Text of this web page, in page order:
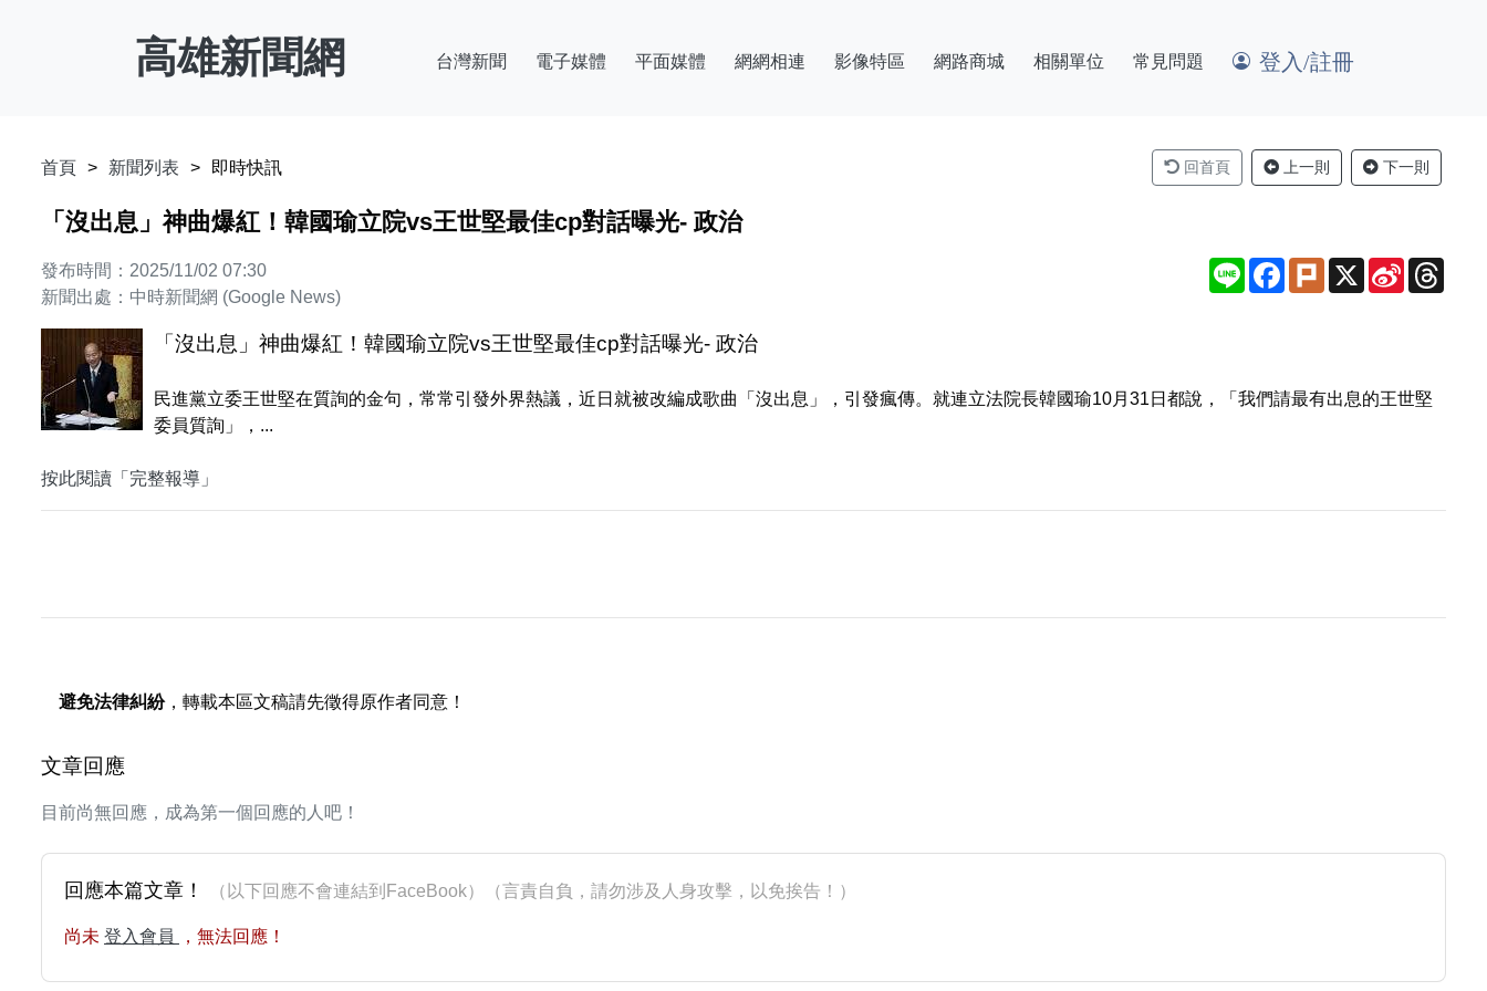
高雄新聞網 台灣新聞 電子媒體 平面媒體 網網相連 影像特區 網路商城 相關單位 常見問題 登入/註冊
首頁 新聞列表 即時快訊 回首頁 上一則 下一則
「沒出息」神曲爆紅！韓國瑜立院vs王世堅最佳cp對話曝光- 政治
發布時間：2025/11/02 07:30
新聞出處：中時新聞網 (Google News)
Line Facebook
Plurk X
Sina
Weibo
「沒出息」神曲爆紅！韓國瑜立院vs王世堅最佳cp對話曝光- 政治
民進黨立委王世堅在質詢的金句，常常引發外界熱議，近日就被改編成歌曲「沒出息」，引發瘋傳。就連立法院長韓國瑜10月31日都說，「我們請最有出息的王世堅
委員質詢」，...
按此閱讀「完整報導」
避免法律糾紛，轉載本區文稿請先徵得原作者同意！
文章回應
目前尚無回應，成為第一個回應的人吧！
回應本篇文章！ （以下回應不會連結到FaceBook）（言責自負，請勿涉及人身攻擊，以免挨告！）
尚未 登入會員 ，無法回應！